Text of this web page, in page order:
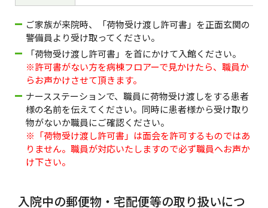
ご家族が来院時、「荷物受け渡し許可書」を正面玄関の
警備員より受け取ってください。
「荷物受け渡し許可書」を首にかけて入館ください。
※許可書がない方を病棟フロアーで見かけたら、職員か
らお声かけさせて頂きます。
ナースステーションで、職員に荷物受け渡しをする患者
様の名前を伝えてください。同時に患者様から受け取り
物がないか職員にご確認ください。
※「荷物受け渡し許可書」は面会を許可するものではあ
りません。職員が対応いたしますので必ず職員へお声か
け下さい。
入院中の郵便物・宅配便等の取り扱いにつ